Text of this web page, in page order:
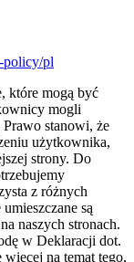
policy/pl
które mogą być
mogli
stanowi, że
użytkownika,
strony. Do
z różnych
są
naszych stronach.
w Deklaracji dot.
na temat tego,